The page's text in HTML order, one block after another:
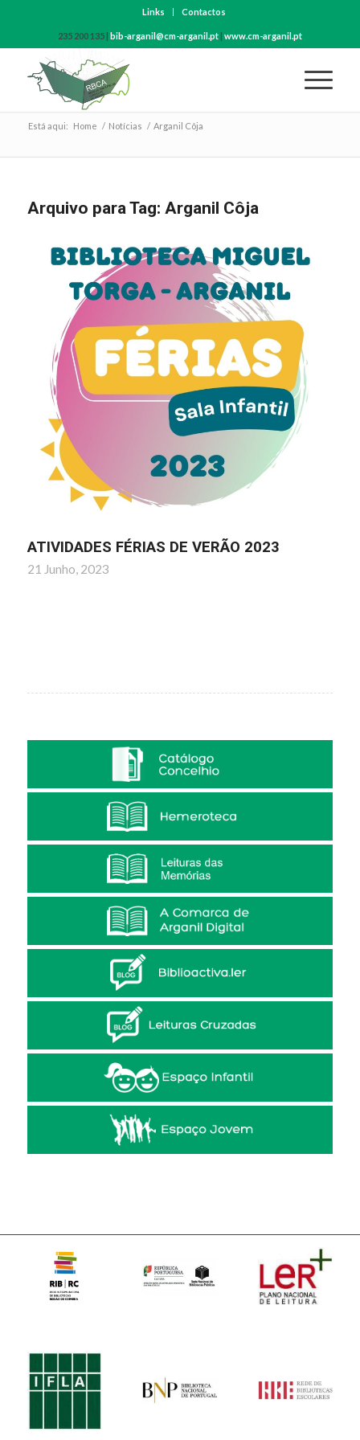
Links Contactos
235 200 135 | bib-arganil@cm-arganil.pt| www.cm-arganil.pt
Está aqui: Home / Notícias / Arganil Côja
Arquivo para Tag: Arganil Côja
ATIVIDADES FÉRIAS DE VERÃO 2023
21 Junho, 2023